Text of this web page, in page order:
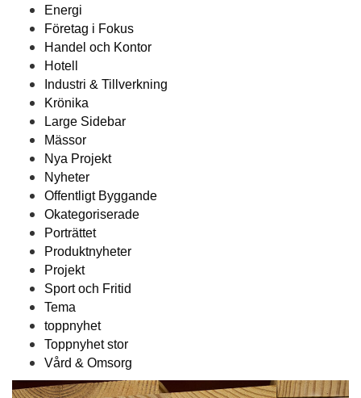
Energi
Företag i Fokus
Handel och Kontor
Hotell
Industri & Tillverkning
Krönika
Large Sidebar
Mässor
Nya Projekt
Nyheter
Offentligt Byggande
Okategoriserade
Porträttet
Produktnyheter
Projekt
Sport och Fritid
Tema
toppnyhet
Toppnyhet stor
Vård & Omsorg